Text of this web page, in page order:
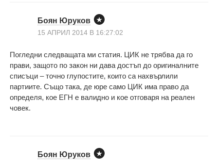
Боян Юруков
15 АПРИЛ 2014 В 16:27:02
Погледни следващата ми статия. ЦИК не трябва да го
прави, защото по закон ни дава достъп до оригиналните
списъци – точно глупостите, които са нахвърлили
партиите. Също така, де юре само ЦИК има право да
определя, кое ЕГН е валидно и кое отговаря на реален
човек.
Боян Юруков